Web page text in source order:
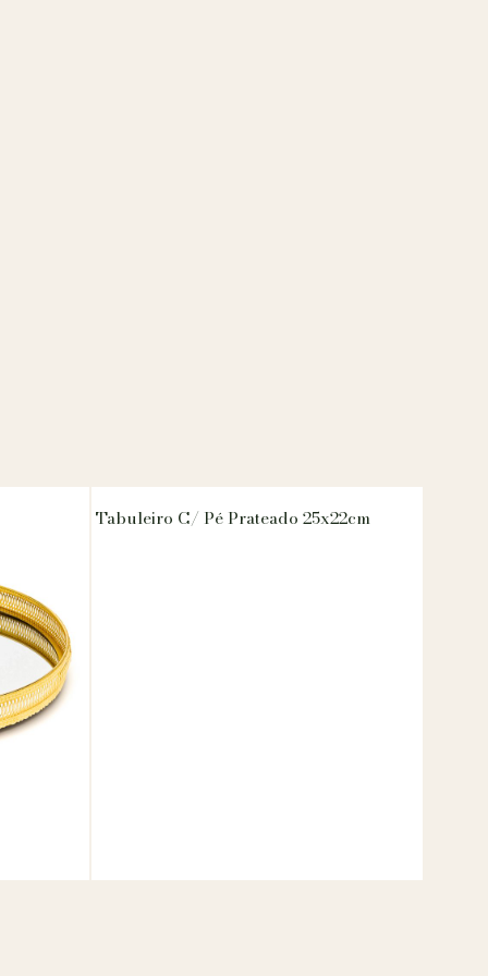
Tabuleiro C/ Pé Prateado 25x22cm